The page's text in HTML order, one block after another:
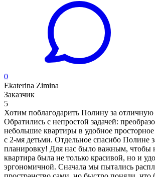
0
Ekaterina Zimina
Заказчик
5
Хотим поблагодарить Полину за отличную
Обратились с непростой задачей:
небольшие квартиры в удобное
с 2-мя детьми. Отдельное спасибо Полине
планировку! Для нас было важным, чтобы
квартира была не только красивой, но и
эргономичной. Сначала мы пытались